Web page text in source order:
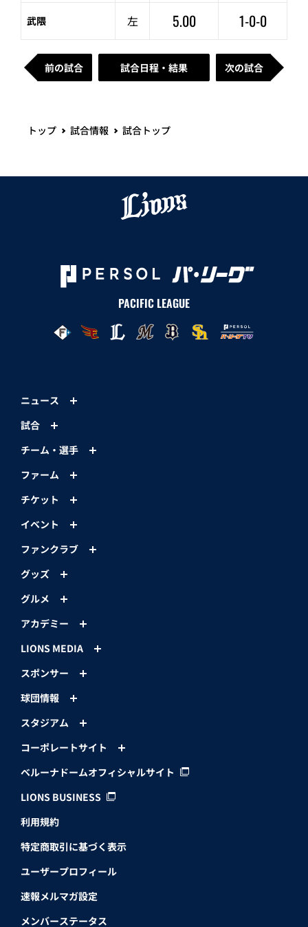
武隈 左 5.00 1-0-0
前の試合 試合日程・結果 次の試合
トップ 試合情報 試合トップ
PACIFIC LEAGUE
ニュース
試合
チーム・選手
ファーム
チケット
イベント
ファンクラブ
グッズ
グルメ
アカデミー
LIONS MEDIA
スポンサー
球団情報
スタジアム
コーポレートサイト
ベルーナドームオフィシャルサイト
LIONS BUSINESS
利用規約
特定商取引に基づく表示
ユーザープロフィール
速報メルマガ設定
メンバーステータス